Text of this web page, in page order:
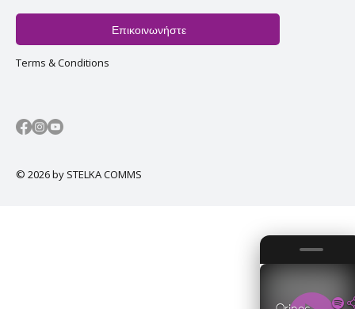
Επικοινωνήστε
Terms & Conditions
© 2026 by STELKA COMMS